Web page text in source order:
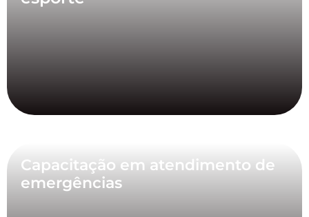
Capacitação em atendimento de
emergências